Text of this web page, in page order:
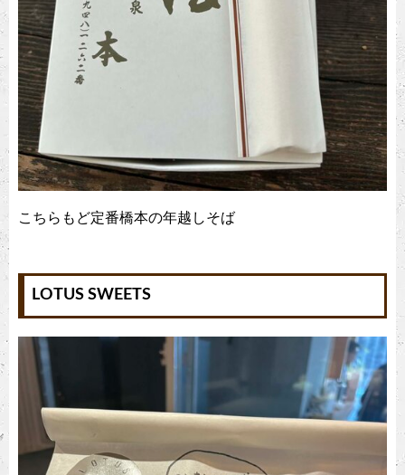
こちらもど定番橋本の年越しそば
LOTUS SWEETS